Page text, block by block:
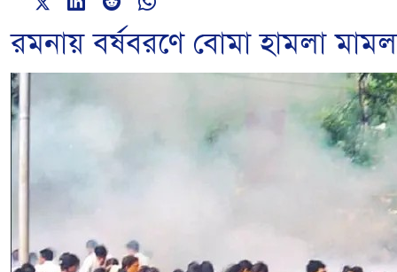
রমনায় বর্ষবরণে বোমা হামলা